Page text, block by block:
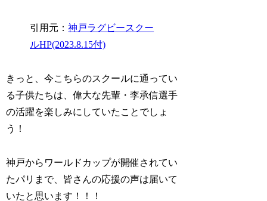
引用元：神戸ラグビースクー
ルHP(2023.8.15付)
きっと、今こちらのスクールに通ってい
る子供たちは、偉大な先輩・李承信選手
の活躍を楽しみにしていたことでしょ
う！
神戸からワールドカップが開催されてい
たパリまで、皆さんの応援の声は届いて
いたと思います！！！